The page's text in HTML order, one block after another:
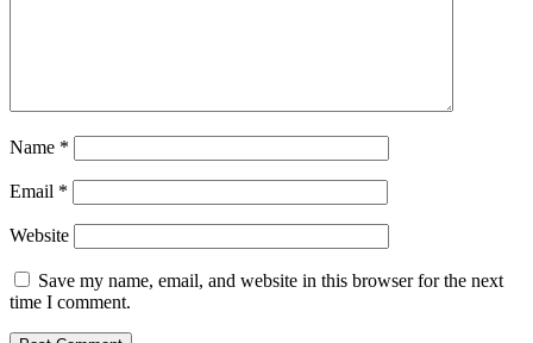
Name *
Email *
Website
Save my name, email, and website in this browser for the next
time I comment.